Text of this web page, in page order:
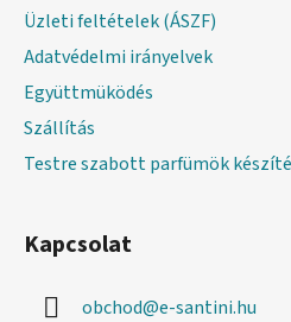
Üzleti feltételek (ÁSZF)
Adatvédelmi irányelvek
Együttmüködés
Szállítás
Testre szabott parfümök
Kapcsolat
obchod@e-santini.hu